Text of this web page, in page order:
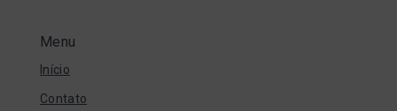
Menu
Início
Contato